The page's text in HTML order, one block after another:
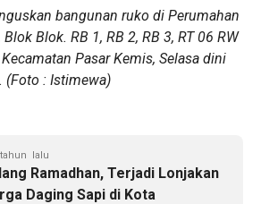
bangunan ruko di Perumahan
Blok. RB 1, RB 2, RB 3, RT 06 RW
Pasar Kemis, Selasa dini
(Foto : Istimewa)
tahun lalu
Ramadhan, Terjadi Lonjakan
Daging Sapi di Kota